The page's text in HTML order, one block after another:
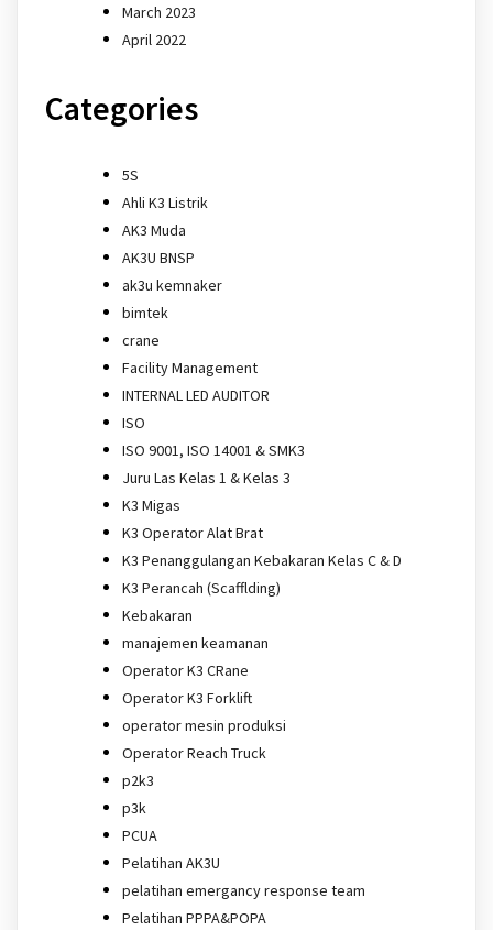
March 2023
April 2022
Categories
5S
Ahli K3 Listrik
AK3 Muda
AK3U BNSP
ak3u kemnaker
bimtek
crane
Facility Management
INTERNAL LED AUDITOR
ISO
ISO 9001, ISO 14001 & SMK3
Juru Las Kelas 1 & Kelas 3
K3 Migas
K3 Operator Alat Brat
K3 Penanggulangan Kebakaran Kelas C & D
K3 Perancah (Scafflding)
Kebakaran
manajemen keamanan
Operator K3 CRane
Operator K3 Forklift
operator mesin produksi
Operator Reach Truck
p2k3
p3k
PCUA
Pelatihan AK3U
pelatihan emergancy response team
Pelatihan PPPA&POPA